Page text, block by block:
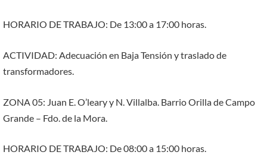
HORARIO DE TRABAJO: De 13:00 a 17:00 horas.
ACTIVIDAD: Adecuación en Baja Tensión y traslado de
transformadores.
ZONA 05: Juan E. O’leary y N. Villalba. Barrio Orilla de Campo
Grande – Fdo. de la Mora.
HORARIO DE TRABAJO: De 08:00 a 15:00 horas.